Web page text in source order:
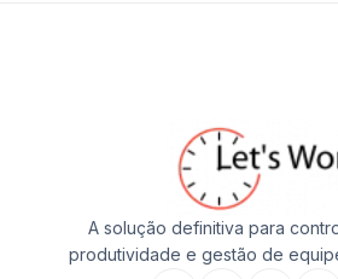
A solução definitiva para
produtividade e gestão de